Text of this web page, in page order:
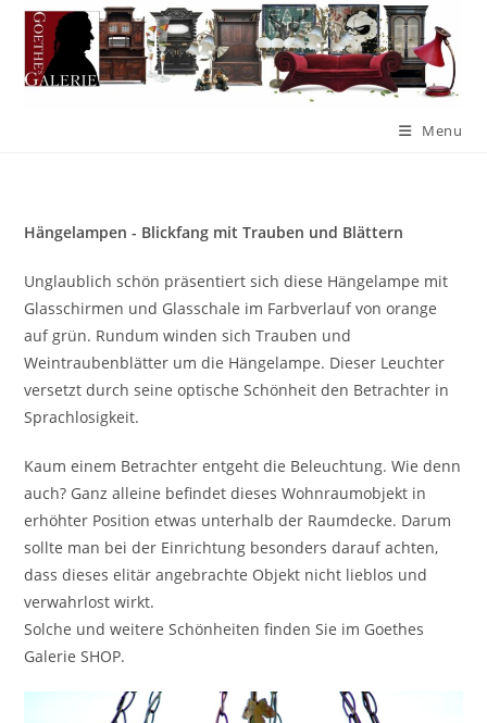
Menu
Hängelampen - Blickfang mit Trauben und Blättern
Unglaublich schön präsentiert sich diese Hängelampe mit
Glasschirmen und Glasschale im Farbverlauf von orange
auf grün. Rundum winden sich Trauben und
Weintraubenblätter um die Hängelampe. Dieser Leuchter
versetzt durch seine optische Schönheit den Betrachter in
Sprachlosigkeit.
Kaum einem Betrachter entgeht die Beleuchtung. Wie denn
auch? Ganz alleine befindet dieses Wohnraumobjekt in
erhöhter Position etwas unterhalb der Raumdecke. Darum
sollte man bei der Einrichtung besonders darauf achten,
dass dieses elitär angebrachte Objekt nicht lieblos und
verwahrlost wirkt.
Solche und weitere Schönheiten finden Sie im Goethes
Galerie SHOP.